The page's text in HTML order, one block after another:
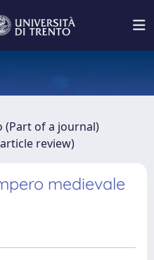
(Part of a journal)
review)
medievale